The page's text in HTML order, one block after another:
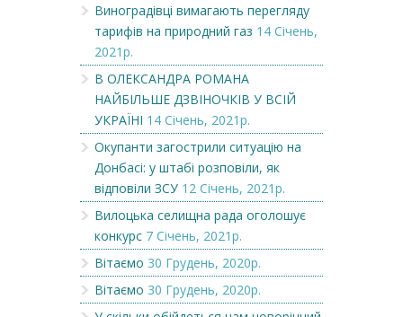
Виноградівці вимагають перегляду
тарифів на природний газ 14 Січень,
2021р.
В ОЛЕКСАНДРА РОМАНА
НАЙБІЛЬШЕ ДЗВІНОЧКІВ У ВСІЙ
УКРАЇНІ 14 Січень, 2021р.
Окупанти загострили ситуацію на
Донбасі: у штабі розповіли, як
відповіли ЗСУ 12 Січень, 2021р.
Вилоцька селищна рада оголошує
конкурс 7 Січень, 2021р.
Вітаємо 30 Грудень, 2020р.
Вітаємо 30 Грудень, 2020р.